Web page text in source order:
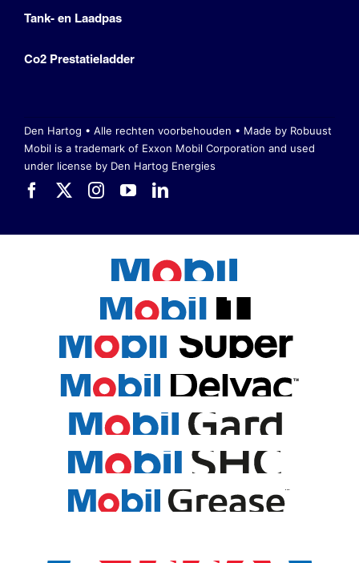
Tank- en Laadpas
Co2 Prestatieladder
Den Hartog • Alle rechten voorbehouden • Made by Robuust
Mobil is a trademark of Exxon Mobil Corporation and used
under license by Den Hartog Energies